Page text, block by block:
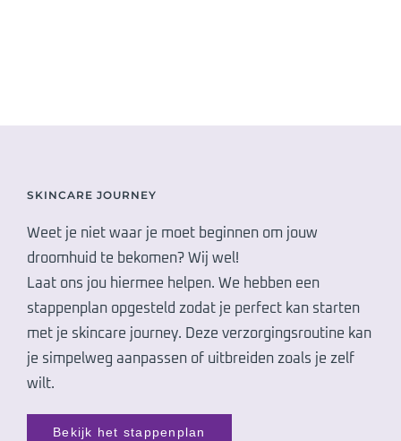
SKINCARE JOURNEY
Weet je niet waar je moet beginnen om jouw
droomhuid te bekomen? Wij wel!
Laat ons jou hiermee helpen. We hebben een
stappenplan opgesteld zodat je perfect kan starten
met je skincare journey. Deze verzorgingsroutine kan
je simpelweg aanpassen of uitbreiden zoals je zelf
wilt.
Bekijk het stappenplan